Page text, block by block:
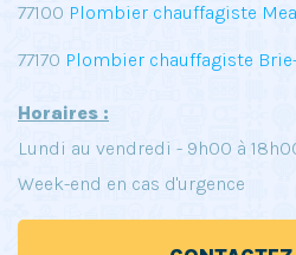
77100 Plombier chauffagiste
77170 Plombier chauffagiste
Horaires :
Lundi au vendredi - 9h00 à
Week-end en cas d'urgence